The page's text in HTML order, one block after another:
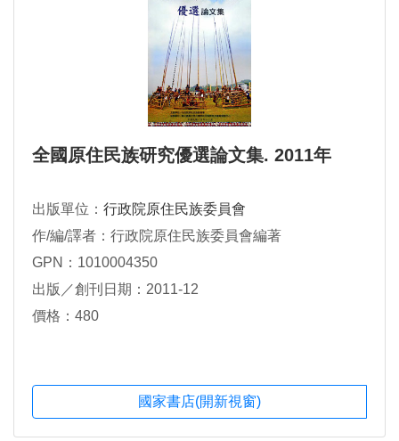
全國原住民族研究優選論文集. 2011年
出版單位： 行政院原住民族委員會
作/編/譯者：行政院原住民族委員會編著
GPN：1010004350
出版／創刊日期：2011-12
價格：480
國家書店(開新視窗)